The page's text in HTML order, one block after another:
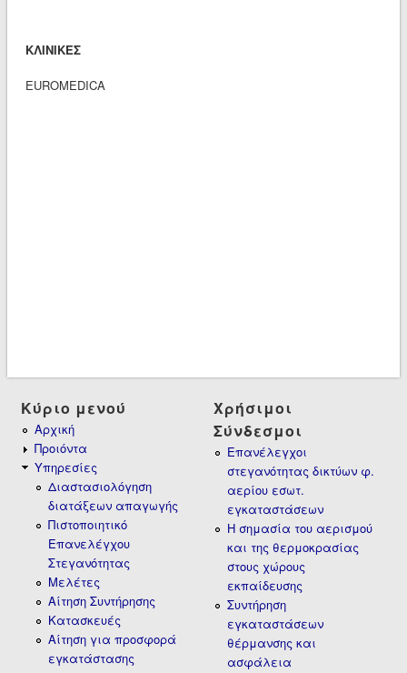
ΚΛΙΝΙΚΕΣ
ΕUROMEDICA
Κύριο μενού
Αρχική
Προιόντα
Υπηρεσίες
Διαστασιολόγηση
διατάξεων απαγωγής
Πιστοποιητικό
Επανελέγχου
Στεγανότητας
Μελέτες
Αίτηση Συντήρησης
Κατασκευές
Αίτηση για προσφορά
εγκατάστασης
Χρήσιμοι
Σύνδεσμοι
Επανέλεγχοι
στεγανότητας δικτύων φ.
αερίου εσωτ.
εγκαταστάσεων
Η σημασία του αερισμού
και της θερμοκρασίας
στους χώρους
εκπαίδευσης
Συντήρηση
εγκαταστάσεων
θέρμανσης και
ασφάλεια